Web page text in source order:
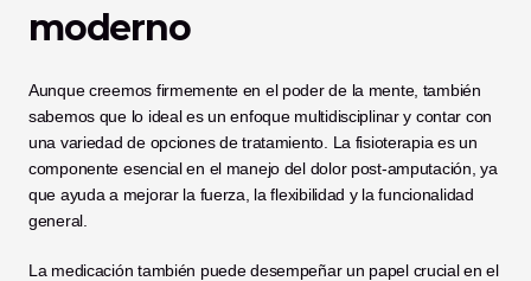
moderno
Aunque creemos firmemente en el poder de la mente, también
sabemos que lo ideal es un enfoque multidisciplinar y contar con
una variedad de opciones de tratamiento. La fisioterapia es un
componente esencial en el manejo del dolor post-amputación, ya
que ayuda a mejorar la fuerza, la flexibilidad y la funcionalidad
general.
La medicación también puede desempeñar un papel crucial en el